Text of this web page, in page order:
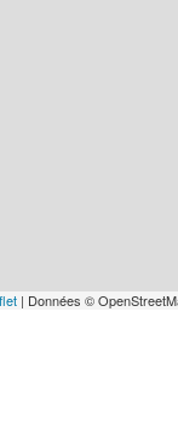
| Données ©